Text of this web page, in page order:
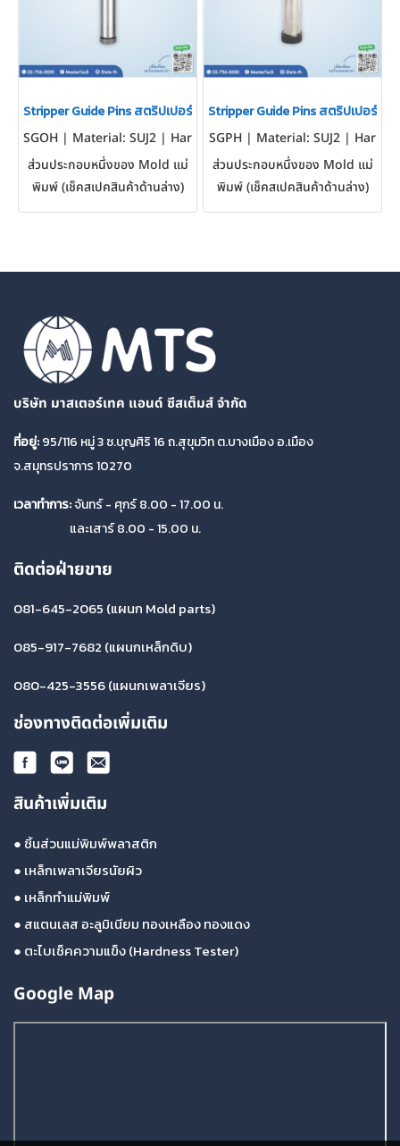
Stripper Guide Pins สตริปเปอร์ไกด์พิน
SGOH | Material: SUJ2 | Har
dness: 58 HRC ~
ส่วนประกอบหนึ่งของ Mold แม่
พิมพ์ (เช็คสเปคสินค้าด้านล่าง)
Stripper Guide Pins สตริปเปอร์ไก
SGPH | Material: SUJ2 | Har
dness: 58 HRC ~
ส่วนประกอบหนึ่งของ Mold แม่
พิมพ์ (เช็คสเปคสินค้าด้านล่าง)
บริษัท มาสเตอร์เทค แอนด์ ซีสเต็มส์ จำกัด
ที่อยู่:95/116 หมู่ 3 ซ.บุญศิริ 16 ถ.สุขุมวิท ต.บางเมือง อ.เมือง
จ.สมุทรปราการ 10270
เวลาทำการ:จันทร์ - ศุกร์ 8.00 - 17.00 น.
และเสาร์ 8.00 - 15.00 น.
ติดต่อฝ่ายขาย
081-645-2065 (แผนก Mold parts)
085-917-7682 (แผนกเหล็กดิบ)
080-425-3556(แผนกเพลาเจียร)
ช่องทางติดต่อเพิ่มเติม
สินค้าเพิ่มเติม
● ชิ้นส่วนแม่พิมพ์พลาสติก
● เหล็กเพลาเจียรนัยผิว
● เหล็กทำแม่พิมพ์
● สแตนเลส อะลูมิเนียม ทองเหลือง ทองแดง
● ตะไบเช็คความแข็ง (Hardness Tester)
Google Map